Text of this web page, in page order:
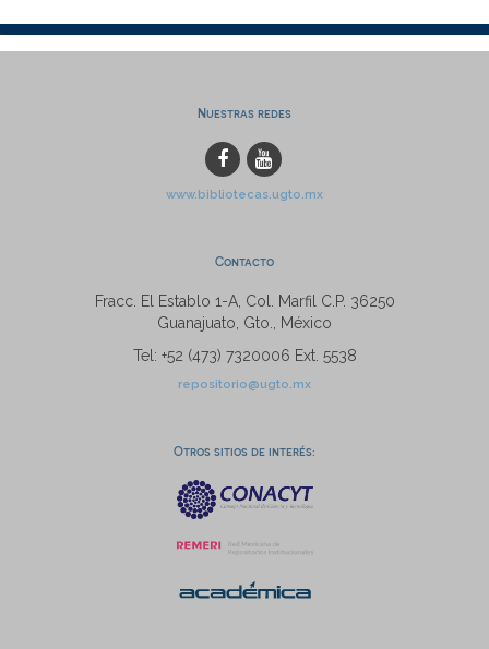
Nuestras redes
www.bibliotecas.ugto.mx
Contacto
Fracc. El Establo 1-A, Col. Marfil C.P. 36250
Guanajuato, Gto., México
Tel: +52 (473) 7320006 Ext. 5538
repositorio@ugto.mx
Otros sitios de interés: